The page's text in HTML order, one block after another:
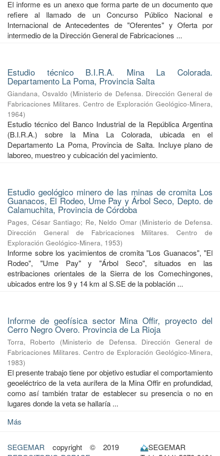
El informe es un anexo que forma parte de un documento que
refiere al llamado de un Concurso Público Nacional e
Internacional de Antecedentes de "Oferentes" y Oferta por
intermedio de la Dirección General de Fabricaciones ...
Estudio técnico B.I.R.A. Mina La Colorada.
Departamento La Poma, Provincia Salta
Giandana, Osvaldo (Ministerio de Defensa. Dirección General de
Fabricaciones Militares. Centro de Exploración Geológico-Minera,
1964)
Estudio técnico del Banco Industrial de la República Argentina
(B.I.R.A.) sobre la Mina La Colorada, ubicada en el
Departamento La Poma, Provincia de Salta. Incluye plano de
laboreo, muestreo y cubicación del yacimiento.
Estudio geológico minero de las minas de cromita Los
Guanacos, El Rodeo, Ume Pay y Árbol Seco, Depto. de
Calamuchita, Provincia de Córdoba
Pages, César Santiago; Re, Neldo Omar (Ministerio de Defensa.
Dirección General de Fabricaciones Militares. Centro de
Exploración Geológico-Minera, 1953)
Informe sobre los yacimientos de cromita "Los Guanacos", "El
Rodeo", "Ume Pay" y "Árbol Seco", situados en las
estribaciones orientales de la Sierra de los Comechingones,
ubicados entre los 9 y 14 km al S.SE de la población ...
Informe de geofísica sector Mina Offir, proyecto del
Cerro Negro Overo. Provincia de La Rioja
Torra, Roberto (Ministerio de Defensa. Dirección General de
Fabricaciones Militares. Centro de Exploración Geológico-Minera,
1983)
El presente trabajo tiene por objetivo estudiar el comportamiento
geoeléctrico de la veta aurífera de la Mina Offir en profundidad,
como así también tratar de establecer su presencia o no en
lugares donde la veta se hallaría ...
Más
SEGEMAR copyright © 2019
SEGEMAR